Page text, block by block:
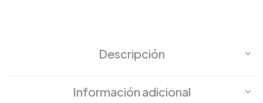
Descripción
Información adicional